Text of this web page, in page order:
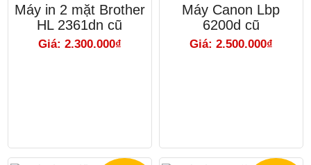
Máy in 2 mặt Brother
HL 2361dn cũ
Giá: 2.300.000₫
Máy Canon Lbp
6200d cũ
Giá: 2.500.000₫